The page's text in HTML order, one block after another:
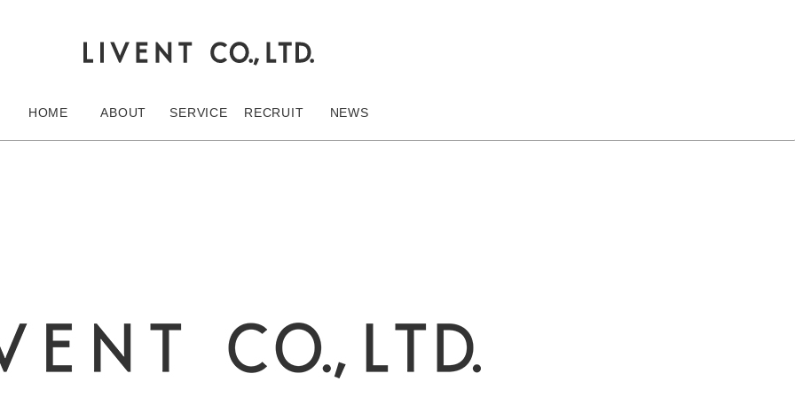
HOME ABOUT SERVICE RECRUIT NEWS